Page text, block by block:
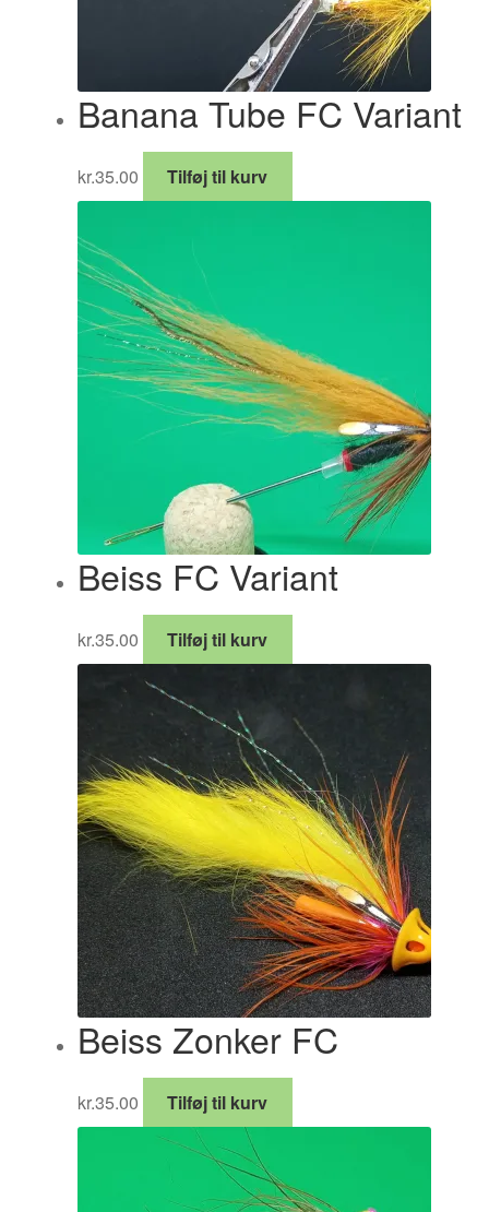
Banana Tube FC Variant
kr.35.00 Tilføj til kurv
Beiss FC Variant
kr.35.00 Tilføj til kurv
Beiss Zonker FC
kr.35.00 Tilføj til kurv